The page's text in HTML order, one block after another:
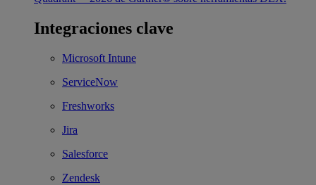
Integraciones clave
Microsoft Intune
ServiceNow
Freshworks
Jira
Salesforce
Zendesk